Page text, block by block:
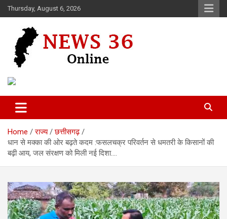
Skip
to
Thursday, August 6, 2026
News 36
Home राज्य
छत्तीसगढ़
धान से मक्का की ओर बढ़ते कदम :फसलचक्र परिवर्तन से धमतरी के किसानों की
बढ़ी आय, जल संरक्षण को मिली नई दिशा….